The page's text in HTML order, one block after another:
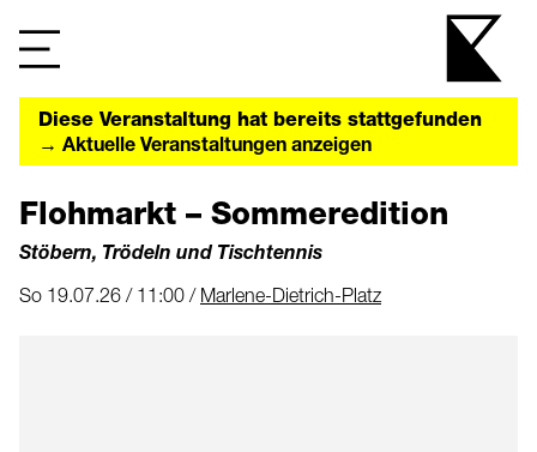
Diese Veranstaltung hat bereits stattgefunden
→ Aktuelle Veranstaltungen anzeigen
Flohmarkt – Sommeredition
Stöbern, Trödeln und Tischtennis
So 19.07.26 / 11:00 / Marlene-Dietrich-Platz